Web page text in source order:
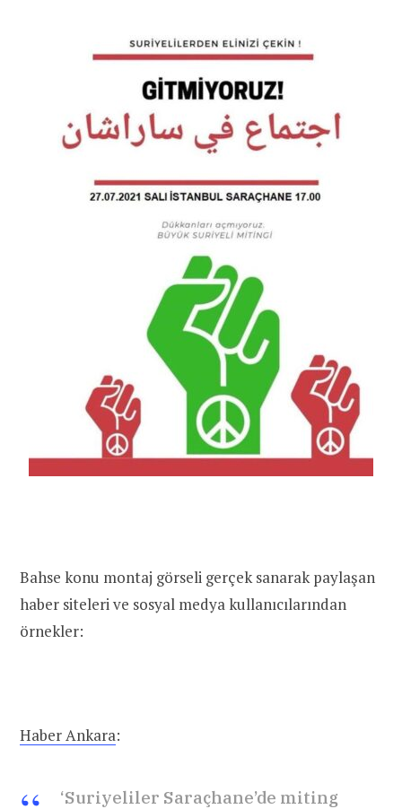
Bahse konu montaj görseli gerçek sanarak paylaşan
haber siteleri ve sosyal medya kullanıcılarından
örnekler:
Haber Ankara:
‘Suriyeliler Saraçhane’de miting